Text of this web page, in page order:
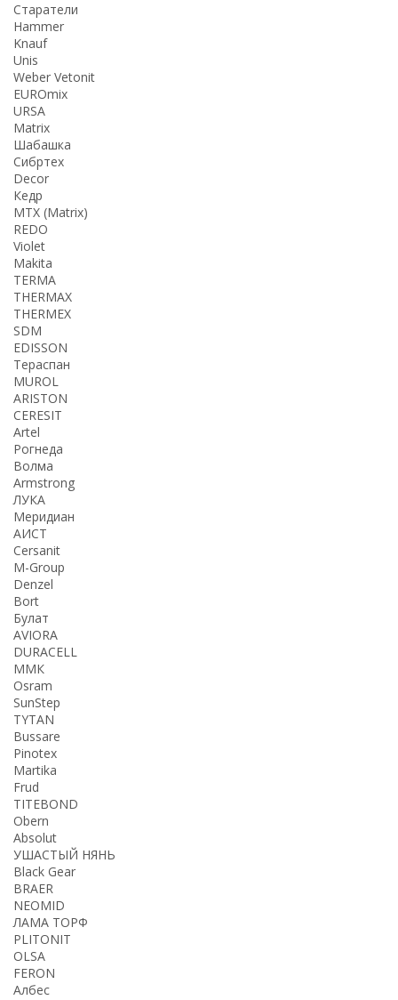
Старатели
Hammer
Knauf
Unis
Weber Vetonit
EUROmix
URSA
Matrix
Шабашка
Сибртех
Decor
Кедр
MTX (Matrix)
REDO
Violet
Makita
TERMA
THERMАX
THERMEX
SDM
EDISSON
Тераспан
MUROL
ARISTON
CERESIT
Artel
Рогнеда
Волма
Armstrong
ЛУКА
Меридиан
АИСТ
Cersanit
M-Group
Denzel
Bort
Булат
AVIORA
DURACELL
ММК
Osram
SunStep
TYTAN
Bussare
Pinotex
Martika
Frud
TITEBOND
Obern
Absolut
УШАСТЫЙ НЯНЬ
Black Gear
BRAER
NEOMID
ЛАМА ТОРФ
PLITONIT
OLSA
FERON
Албес